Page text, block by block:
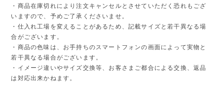
・商品在庫切れにより注文キャンセルとさせていただく恐れもござ
いますので、予めご了承くださいませ。
・仕入れ工場を変えることがあるため、記載サイズと若干異なる場
合がございます。
・商品の色味は、お手持ちのスマートフォンの画面によって実物と
若干異なる場合がございます。
・イメージ違いやサイズ交換等、お客さまご都合による交換、返品
は対応出来かねます。